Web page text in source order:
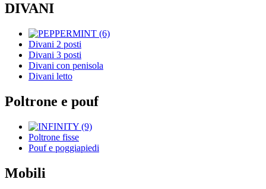
DIVANI
Divani 2 posti
Divani 3 posti
Divani con penisola
Divani letto
Poltrone e pouf
Poltrone fisse
Pouf e poggiapiedi
Mobili